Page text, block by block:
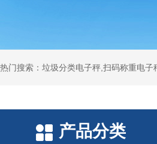
热门搜索：垃圾分类电子秤,扫码称重电子
产品分类